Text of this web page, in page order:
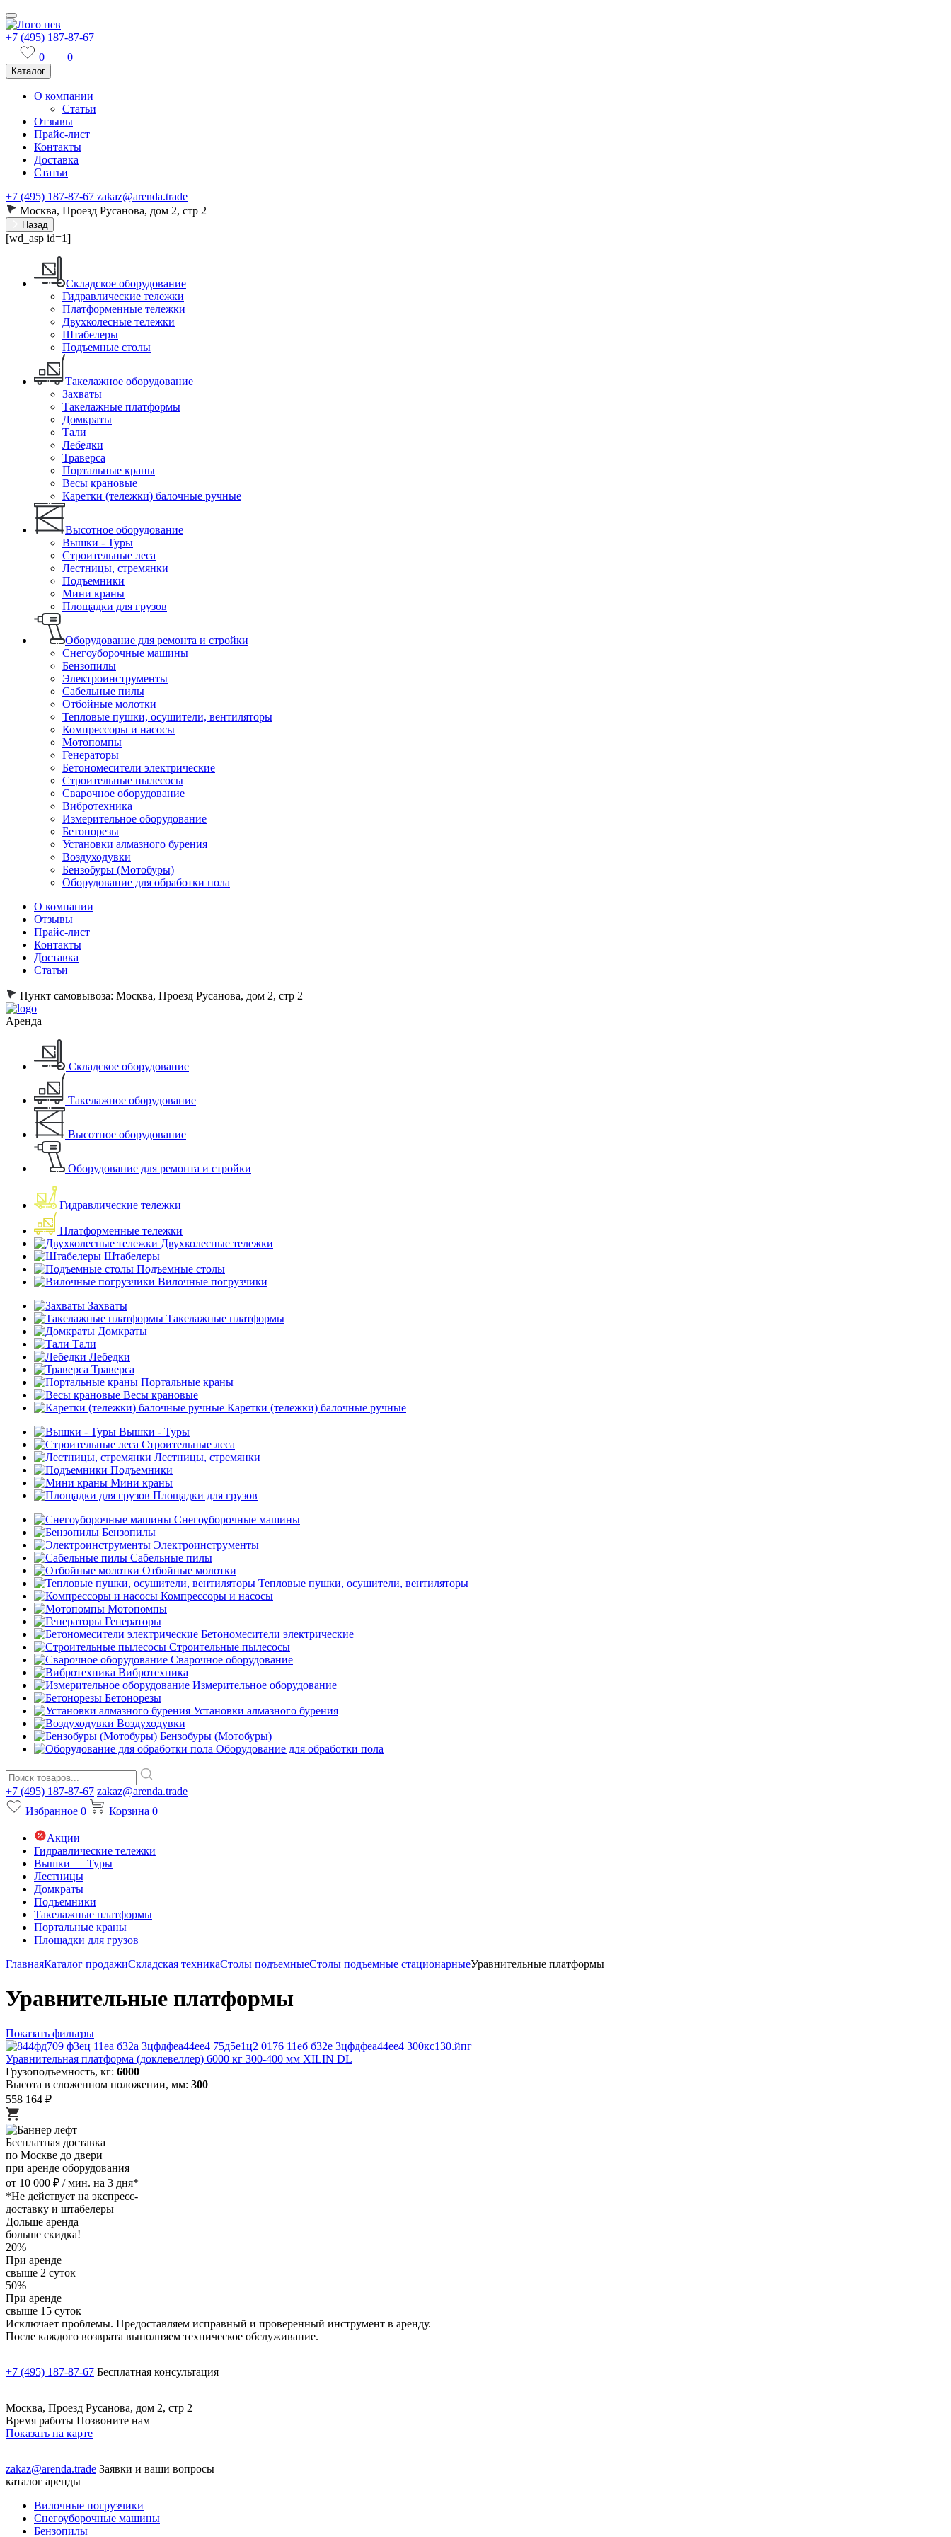
+7 (495) 187-87-67
0
0
Каталог
О компании
Статьи
Отзывы
Прайс-лист
Контакты
Доставка
Статьи
+7 (495) 187-87-67 zakaz@arenda.trade
Москва, Проезд Русанова, дом 2, стр 2
Назад
[wd_asp id=1]
Складское оборудование
Гидравлические тележки
Платформенные тележки
Двухколесные тележки
Штабелеры
Подъемные столы
Такелажное оборудование
Захваты
Такелажные платформы
Домкраты
Тали
Лебедки
Траверса
Портальные краны
Весы крановые
Каретки (тележки) балочные ручные
Высотное оборудование
Вышки - Туры
Строительные леса
Лестницы, стремянки
Подъемники
Мини краны
Площадки для грузов
Оборудование для ремонта и стройки
Снегоуборочные машины
Бензопилы
Электроинструменты
Сабельные пилы
Отбойные молотки
Тепловые пушки, осушители, вентиляторы
Компрессоры и насосы
Мотопомпы
Генераторы
Бетономесители электрические
Строительные пылесосы
Сварочное оборудование
Вибротехника
Измерительное оборудование
Бетонорезы
Установки алмазного бурения
Воздуходувки
Бензобуры (Мотобуры)
Оборудование для обработки пола
О компании
Отзывы
Прайс-лист
Контакты
Доставка
Статьи
Пункт самовывоза: Москва, Проезд Русанова, дом 2, стр 2
Аренда
Складское оборудование
Такелажное оборудование
Высотное оборудование
Оборудование для ремонта и стройки
Гидравлические тележки
Платформенные тележки
Двухколесные тележки
Штабелеры
Подъемные столы
Вилочные погрузчики
Захваты
Такелажные платформы
Домкраты
Тали
Лебедки
Траверса
Портальные краны
Весы крановые
Каретки (тележки) балочные ручные
Вышки - Туры
Строительные леса
Лестницы, стремянки
Подъемники
Мини краны
Площадки для грузов
Снегоуборочные машины
Бензопилы
Электроинструменты
Сабельные пилы
Отбойные молотки
Тепловые пушки, осушители, вентиляторы
Компрессоры и насосы
Мотопомпы
Генераторы
Бетономесители электрические
Строительные пылесосы
Сварочное оборудование
Вибротехника
Измерительное оборудование
Бетонорезы
Установки алмазного бурения
Воздуходувки
Бензобуры (Мотобуры)
Оборудование для обработки пола
+7 (495) 187-87-67 zakaz@arenda.trade
Избранное 0 Корзина 0
Акции
Гидравлические тележки
Вышки — Туры
Лестницы
Домкраты
Подъемники
Такелажные платформы
Портальные краны
Площадки для грузов
ГлавнаяКаталог продажиСкладская техникаСтолы подъемныеСтолы подъемные стационарныеУравнительные платформы
Уравнительные платформы
Показать фильтры
Уравнительная платформа (доклевеллер) 6000 кг 300-400 мм XILIN DL
Грузоподъемность, кг: 6000
Высота в сложенном положении, мм: 300
558 164 ₽
Бесплатная доставка
по Москве до двери
при аренде оборудования
от 10 000 ₽ / мин. на 3 дня*
*Не действует на экспресс-
доставку и штабелеры
Дольше аренда
больше скидка!
20%
При аренде
свыше 2 суток
50%
При аренде
свыше 15 суток
Исключает проблемы. Предоставляем исправный и проверенный инструмент в аренду.
После каждого возврата выполняем техническое обслуживание.
+7 (495) 187-87-67 Бесплатная консультация
Москва, Проезд Русанова, дом 2, стр 2
Время работы Позвоните нам
Показать на карте
zakaz@arenda.trade Заявки и ваши вопросы
каталог аренды
Вилочные погрузчики
Снегоуборочные машины
Бензопилы